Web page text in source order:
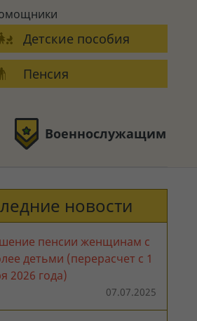
Детские пособия
Пенсия
Военнослужащим
новости
пенсии женщинам с
детьми (перерасчет с 1
2026 года)
07.07.2025